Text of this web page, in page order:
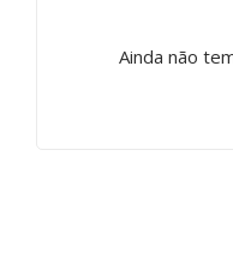
Ainda não